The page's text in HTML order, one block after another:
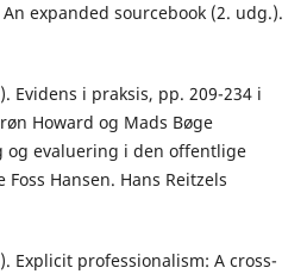
expanded sourcebook (2. udg.).
Evidens i praksis, pp. 209-234 i
Howard og Mads Bøge
og evaluering i den offentlige
Hansen. Hans Reitzels
Explicit professionalism: A cross-